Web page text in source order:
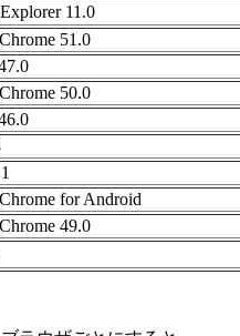
11.0
51.0
50.0
for Android
49.0